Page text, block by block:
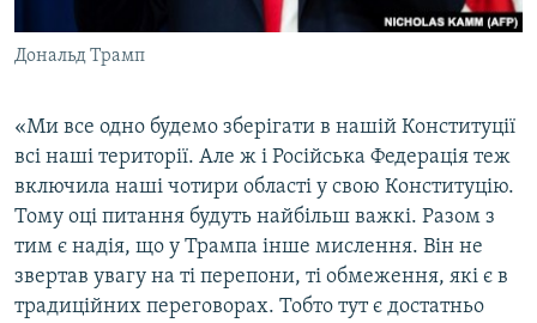
Дональд Трамп
«Ми все одно будемо зберігати в нашій Конституції
всі наші території. Але ж і Російська Федерація теж
включила наші чотири області у свою Конституцію.
Тому оці питання будуть найбільш важкі. Разом з
тим є надія, що у Трампа інше мислення. Він не
звертав увагу на ті перепони, ті обмеження, які є в
традиційних переговорах. Тобто тут є достатньо